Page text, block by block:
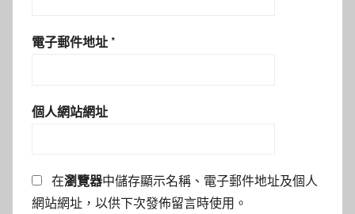
電子郵件地址 *
個人網站網址
在瀏覽器中儲存顯示名稱、電子郵件地址及個人
網站網址，以供下次發佈留言時使用。